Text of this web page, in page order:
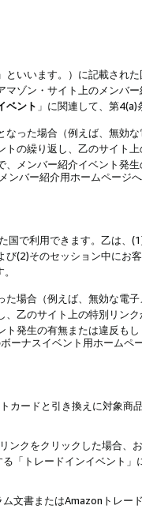
といいます。）に記載され
ゾン・サイト上のメンバ
ベント 」に関連して、第4(a)
った場合（例えば、無効
の繰り返し、乙のサイト
メンバー紹介イベント発
ンバー紹介用ホームページ
国で利用できます。乙は、
び(2)そのセッション中にお
場合（例えば、無効な電
乙のサイト上の特別リン
発生の有無または違反も
ーナスイベント用ホームペ
カードと引き換えに対象
クをクリックした場合、
「トレードインイベント
文書またはAmazonトレ